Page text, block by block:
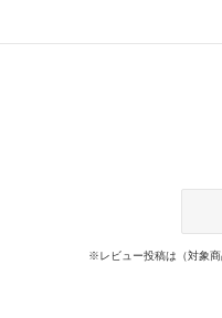
※レビュー投稿は（対象